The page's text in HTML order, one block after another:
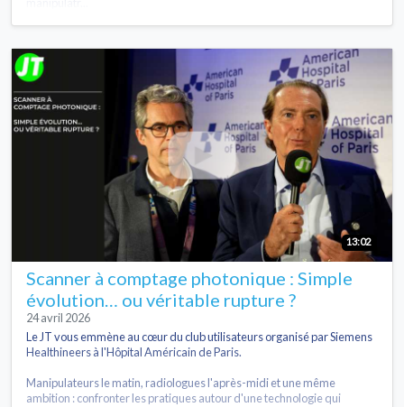
13:02
Scanner à comptage photonique : Simple
évolution… ou véritable rupture ?
24 avril 2026
Le JT vous emmène au cœur du club utilisateurs organisé par Siemens
Healthineers à l'Hôpital Américain de Paris.
Manipulateurs le matin, radiologues l'après-midi et une même
ambition : confronter les pratiques autour d'une technologie qui